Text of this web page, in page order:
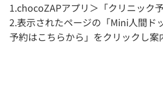
1.chocoZAPアプリ＞「クリニック
2.表示されたページの「Mini人間ド
予約はこちらから」をクリックし案